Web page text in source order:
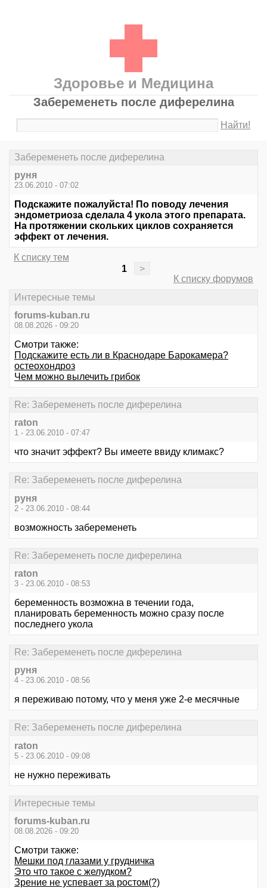
Здоровье и Медицина
Забеременеть после диферелина
Найти!
Забеременеть после диферелина
руня
23.06.2010 - 07:02
Подскажите пожалуйста! По поводу лечения
эндометриоза сделала 4 укола этого препарата.
На протяжении скольких циклов сохраняется
эффект от лечения.
К списку тем
1
>
К списку форумов
Интересные темы
forums-kuban.ru
08.08.2026 - 09:20
Смотри также:
Подскажите есть ли в Краснодаре Барокамера?
остеохондроз
Чем можно вылечить грибок
Re: Забеременеть после диферелина
raton
1 - 23.06.2010 - 07:47
что значит эффект? Вы имеете ввиду климакс?
Re: Забеременеть после диферелина
руня
2 - 23.06.2010 - 08:44
возможность забеременеть
Re: Забеременеть после диферелина
raton
3 - 23.06.2010 - 08:53
беременность возможна в течении года,
планировать беременность можно сразу после
последнего укола
Re: Забеременеть после диферелина
руня
4 - 23.06.2010 - 08:56
я переживаю потому, что у меня уже 2-е месячные
Re: Забеременеть после диферелина
raton
5 - 23.06.2010 - 09:08
не нужно переживать
Интересные темы
forums-kuban.ru
08.08.2026 - 09:20
Смотри также:
Мешки под глазами у грудничка
Это что такое с желудком?
Зрение не успевает за ростом(?)